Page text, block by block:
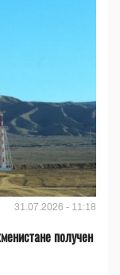
31.07.2026 - 11:18
получен